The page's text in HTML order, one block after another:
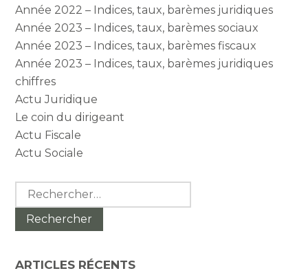
Année 2022 – Indices, taux, barèmes juridiques
Année 2023 – Indices, taux, barèmes sociaux
Année 2023 – Indices, taux, barèmes fiscaux
Année 2023 – Indices, taux, barèmes juridiques
chiffres
Actu Juridique
Le coin du dirigeant
Actu Fiscale
Actu Sociale
Rechercher :
ARTICLES RÉCENTS